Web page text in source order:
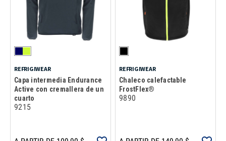
REFRIGIWEAR
Capa intermedia Endurance
Active con cremallera de un
cuarto
9215
REFRIGIWEAR
Chaleco calefactable
FrostFlex®
9890